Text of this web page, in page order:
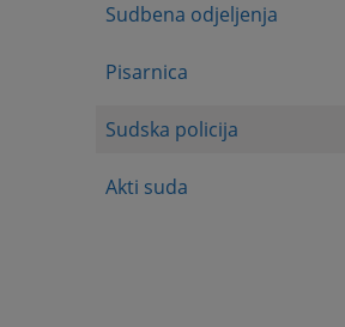
Sudbena odjeljenja
Pisarnica
Sudska policija
Akti suda